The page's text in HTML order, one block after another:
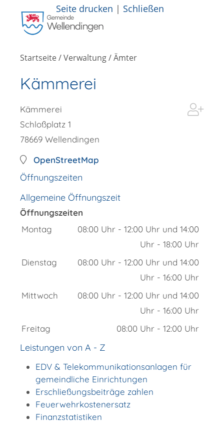
Seite drucken | Schließen
Startseite/Verwaltung/Ämter
Kämmerei
Kämmerei
Schloßplatz 1
78669 Wellendingen
OpenStreetMap
Öffnungszeiten
Allgemeine Öffnungszeit
Öffnungszeiten
Montag
08:00 Uhr - 12:00 Uhr und 14:00
Uhr - 18:00 Uhr
Dienstag
08:00 Uhr - 12:00 Uhr und 14:00
Uhr - 16:00 Uhr
Mittwoch
08:00 Uhr - 12:00 Uhr und 14:00
Uhr - 16:00 Uhr
Freitag
08:00 Uhr - 12:00 Uhr
Leistungen von A - Z
EDV & Telekommunikationsanlagen für
gemeindliche Einrichtungen
Erschließungsbeiträge zahlen
Feuerwehrkostenersatz
Finanzstatistiken